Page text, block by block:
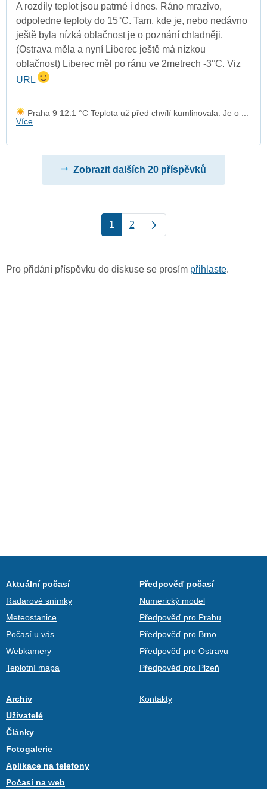
A rozdíly teplot jsou patrné i dnes. Ráno mrazivo,
odpoledne teploty do 15°C. Tam, kde je, nebo nedávno
ještě byla nízká oblačnost je o poznání chladněji.
(Ostrava měla a nyní Liberec ještě má nízkou
oblačnost) Liberec měl po ránu ve 2metrech -3°C. Viz
URL
Praha 9 12.1 °C Teplota už před chvílí kumlinovala. Je o ...
Více
Zobrazit dalších 20 příspěvků
1 2
Pro přidání příspěvku do diskuse se prosím přihlaste.
Aktuální počasí
Radarové snímky
Meteostanice
Počasí u vás
Webkamery
Teplotní mapa
Předpověď počasí
Numerický model
Předpověď pro Prahu
Předpověď pro Brno
Předpověď pro Ostravu
Předpověď pro Plzeň
Archiv
Uživatelé
Články
Fotogalerie
Aplikace na telefony
Počasí na web
Kontakty